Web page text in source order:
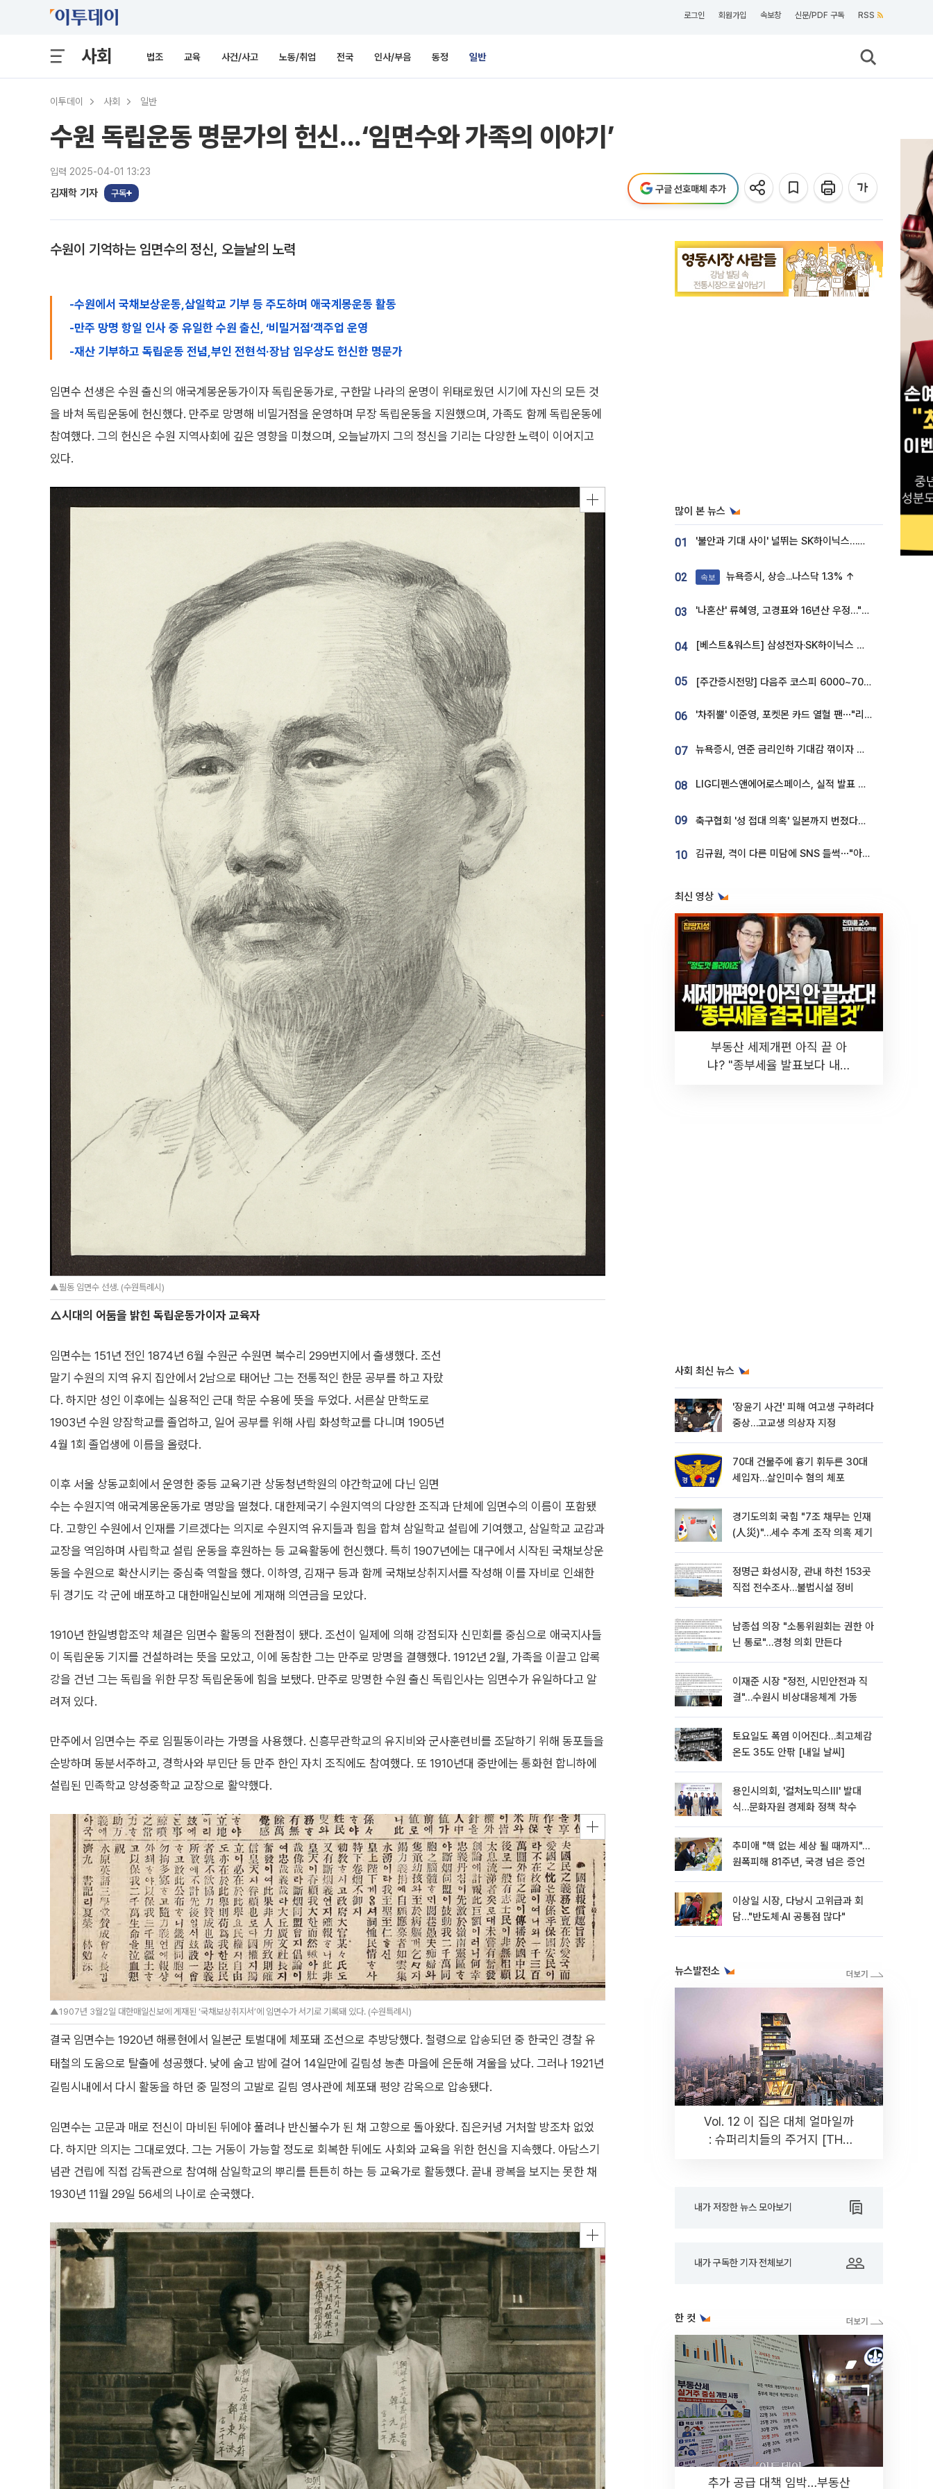
로그인 회원가입 속보창 신문/PDF 구독 RSS
사회 법조 교육 사건/사고 노동/취업 전국 인사/부음 동정 일반
이투데이 사회 일반
수원 독립운동 명문가의 헌신...‘임면수와 가족의 이야기’
입력 2025-04-01 13:23
김재학 기자 구독 구글 선호매체 추가
수원이 기억하는 임면수의 정신, 오늘날의 노력
-수원에서 국채보상운동,삼일학교 기부 등 주도하며 애국계몽운동 활동
-만주 망명 항일 인사 중 유일한 수원 출신, ‘비밀거점’객주업 운영
-재산 기부하고 독립운동 전념,부인 전현석·장남 임우상도 헌신한 명문가
임면수 선생은 수원 출신의 애국계몽운동가이자 독립운동가로, 구한말 나라의 운명이 위태로웠던 시기에 자신의 모든 것
을 바쳐 독립운동에 헌신했다. 만주로 망명해 비밀거점을 운영하며 무장 독립운동을 지원했으며, 가족도 함께 독립운동에
참여했다. 그의 헌신은 수원 지역사회에 깊은 영향을 미쳤으며, 오늘날까지 그의 정신을 기리는 다양한 노력이 이어지고
있다.
▲필동 임면수 선생. (수원특례시)
△시대의 어둠을 밝힌 독립운동가이자 교육자
임면수는 151년 전인 1874년 6월 수원군 수원면 북수리 299번지에서 출생했다. 조선
말기 수원의 지역 유지 집안에서 2남으로 태어난 그는 전통적인 한문 공부를 하고 자랐
다. 하지만 성인 이후에는 실용적인 근대 학문 수용에 뜻을 두었다. 서른살 만학도로
1903년 수원 양잠학교를 졸업하고, 일어 공부를 위해 사립 화성학교를 다니며 1905년
4월 1회 졸업생에 이름을 올렸다.
이후 서울 상동교회에서 운영한 중등 교육기관 상동청년학원의 야간학교에 다닌 임면
수는 수원지역 애국계몽운동가로 명망을 떨쳤다. 대한제국기 수원지역의 다양한 조직과 단체에 임면수의 이름이 포함됐
다. 고향인 수원에서 인재를 기르겠다는 의지로 수원지역 유지들과 힘을 합쳐 삼일학교 설립에 기여했고, 삼일학교 교감과
교장을 역임하며 사립학교 설립 운동을 후원하는 등 교육활동에 헌신했다. 특히 1907년에는 대구에서 시작된 국채보상운
동을 수원으로 확산시키는 중심축 역할을 했다. 이하영, 김재구 등과 함께 국채보상취지서를 작성해 이를 자비로 인쇄한
뒤 경기도 각 군에 배포하고 대한매일신보에 게재해 의연금을 모았다.
1910년 한일병합조약 체결은 임면수 활동의 전환점이 됐다. 조선이 일제에 의해 강점되자 신민회를 중심으로 애국지사들
이 독립운동 기지를 건설하려는 뜻을 모았고, 이에 동참한 그는 만주로 망명을 결행했다. 1912년 2월, 가족을 이끌고 압록
강을 건넌 그는 독립을 위한 무장 독립운동에 힘을 보탰다. 만주로 망명한 수원 출신 독립인사는 임면수가 유일하다고 알
려져 있다.
만주에서 임면수는 주로 임필동이라는 가명을 사용했다. 신흥무관학교의 유지비와 군사훈련비를 조달하기 위해 동포들을
순방하며 동분서주하고, 경학사와 부민단 등 만주 한인 자치 조직에도 참여했다. 또 1910년대 중반에는 통화현 합니하에
설립된 민족학교 양성중학교 교장으로 활약했다.
▲1907년 3월2일 대한매일신보에 게재된 ‘국채보상취지서’에 임면수가 서기로 기록돼 있다. (수원특례시)
결국 임면수는 1920년 해룡현에서 일본군 토벌대에 체포돼 조선으로 추방당했다. 철령으로 압송되던 중 한국인 경찰 유
태철의 도움으로 탈출에 성공했다. 낮에 숨고 밤에 걸어 14일만에 길림성 농촌 마을에 은둔해 겨울을 났다. 그러나 1921년
길림시내에서 다시 활동을 하던 중 밀정의 고발로 길림 영사관에 체포돼 평양 감옥으로 압송됐다.
임면수는 고문과 매로 전신이 마비된 뒤에야 풀려나 반신불수가 된 채 고향으로 돌아왔다. 집은커녕 거처할 방조차 없었
다. 하지만 의지는 그대로였다. 그는 거동이 가능할 정도로 회복한 뒤에도 사회와 교육을 위한 헌신을 지속했다. 아담스기
념관 건립에 직접 감독관으로 참여해 삼일학교의 뿌리를 튼튼히 하는 등 교육가로 활동했다. 끝내 광복을 보지는 못한 채
1930년 11월 29일 56세의 나이로 순국했다.
많이 본 뉴스
01 '불안과 기대 사이' 널뛰는 SK하이닉스…증권가 "HBM4·LTA 기반 펀터멘털 견고"
02 속보 뉴욕증시, 상승...나스닥 1.3% ↑
03 '나혼산' 류혜영, 고경표와 16년산 우정…"자취방서 부모님과 마주쳐"
04 [베스트&워스트] 삼성전자·SK하이닉스 밀린 한 주…상상인증권은 85% 급등
05 [주간증시전망] 다음주 코스피 6000~7000⋯“外人 수급은 정책이 변수”
06 '차쥐뿔' 이준영, 포켓몬 카드 열혈 팬⋯"리셀러 처단할 것"
07 뉴욕증시, 연준 금리인하 기대감 꺾이자 상승...S&P500 사상 최고치 [종합]
08 LIG디펜스앤에어로스페이스, 실적 발표 후 급락→반등⋯증권가 “28년까지 튼튼”
09 축구협회 '성 접대 의혹' 일본까지 번졌다…日 심판 실명 공개
10 김규원, 격이 다른 미담에 SNS 들썩⋯"아이 속옷 빨고 졸업식도 참석"
최신 영상
부동산 세제개편 아직 끝 아
냐? "종부세율 발표보다 내릴
사회 최신 뉴스
'장윤기 사건' 피해 여고생 구하려다
중상…고교생 의상자 지정
70대 건물주에 흉기 휘두른 30대
세입자…살인미수 혐의 체포
경기도의회 국힘 "7조 채무는 인재
(人災)"…세수 추계 조작 의혹 제기
정명근 화성시장, 관내 하천 153곳
직접 전수조사…불법시설 정비
남종섭 의장 "소통위원회는 권한 아
닌 통로"…경청 의회 만든다
이재준 시장 "정전, 시민안전과 직
결"…수원시 비상대응체계 가동
토요일도 폭염 이어진다…최고체감
온도 35도 안팎 [내일 날씨]
용인시의회, '컬처노믹스Ⅲ' 발대
식…문화자원 경제화 정책 착수
추미애 "핵 없는 세상 될 때까지"…
원폭피해 81주년, 국경 넘은 증언
이상일 시장, 다낭시 고위급과 회
담…"반도체·AI 공통점 많다"
뉴스발전소
Vol. 12 이 집은 대체 얼마일까
: 슈퍼리치들의 주거지 [THE
내가 저장한 뉴스 모아보기
내가 구독한 기자 전체보기
한 컷
추가 공급 대책 임박…부동산